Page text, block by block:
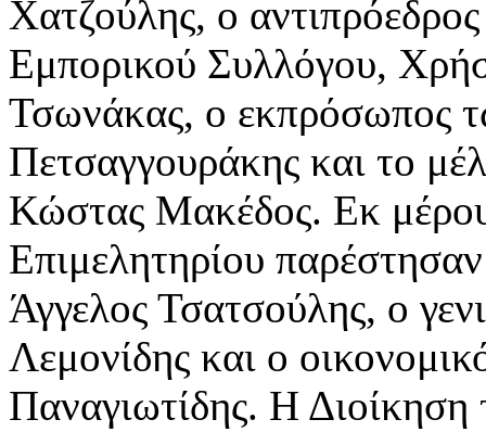
Χατζούλης, ο
Εμπορικού Συλλόγου,
Τσωνάκας, ο εκπρόσωπος
Πετσαγγουράκης και το
Κώστας Μακέδος. Εκ
Επιμελητηρίου
Άγγελος Τσατσούλης, ο
Λεμονίδης και ο
Παναγιωτίδης. Η Διοίκηση